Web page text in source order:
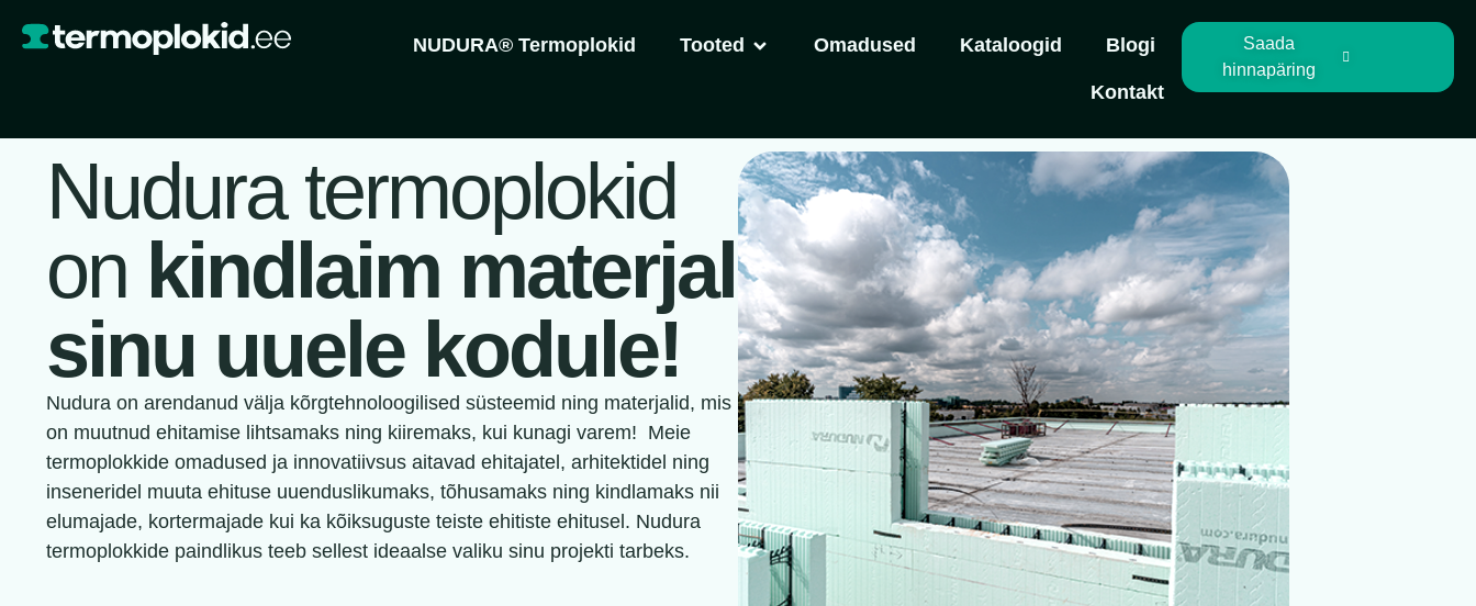
NUDURA® Termoplokid Tooted Omadused Kataloogid Blogi
Kontakt
Saada
hinnapäring
Nudura termoplokid
on kindlaim materjal
sinu uuele kodule!
Nudura on arendanud välja kõrgtehnoloogilised süsteemid ning materjalid, mis
on muutnud ehitamise lihtsamaks ning kiiremaks, kui kunagi varem! Meie
termoplokkide omadused ja innovatiivsus aitavad ehitajatel, arhitektidel ning
inseneridel muuta ehituse uuenduslikumaks, tõhusamaks ning kindlamaks nii
elumajade, kortermajade kui ka kõiksuguste teiste ehitiste ehitusel. Nudura
termoplokkide paindlikus teeb sellest ideaalse valiku sinu projekti tarbeks.